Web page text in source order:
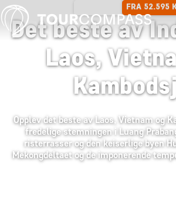
FRA 52.595
Det beste av
Laos,
Opplev det beste av Laos, Vietnam og
fredelige stemningen i Luang
risterrasser og den keiserlige byen
Mekongdeltaet og de imponerende